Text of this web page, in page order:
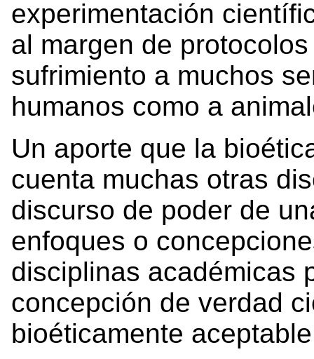
experimentación
al margen de
sufrimiento a muchos
humanos como a
Un aporte que la
cuenta muchas otras
discurso de poder de
enfoques o
disciplinas académicas
concepción de verdad
bioéticamente